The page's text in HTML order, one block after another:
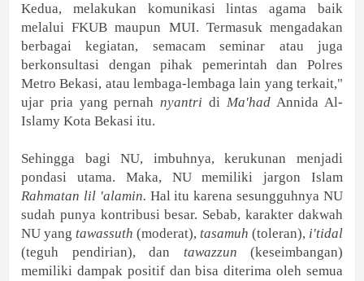
Kedua, melakukan komunikasi lintas agama baik
melalui FKUB maupun MUI. Termasuk mengadakan
berbagai kegiatan, semacam seminar atau juga
berkonsultasi dengan pihak pemerintah dan Polres
Metro Bekasi, atau lembaga-lembaga lain yang terkait,"
ujar pria yang pernah nyantri di Ma'hadAnnida Al-
Islamy Kota Bekasi itu.
Sehingga bagi NU, imbuhnya, kerukunan menjadi
pondasi utama. Maka, NU memiliki jargon Islam
Rahmatan lil 'alamin. Hal itu karena sesungguhnya NU
sudah punya kontribusi besar. Sebab, karakter dakwah
NU yang tawassuth (moderat), tasamuh (toleran), i'tidal
(teguh pendirian), dan tawazzun (keseimbangan)
memiliki dampak positif dan bisa diterima oleh semua